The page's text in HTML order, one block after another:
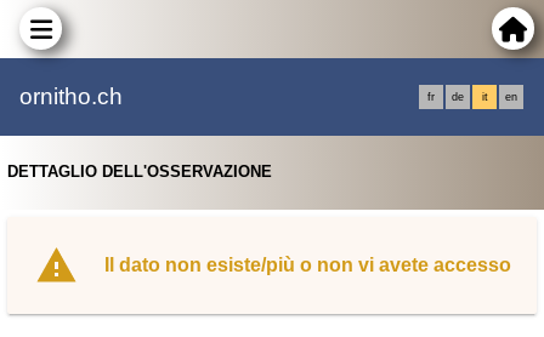
ornitho.ch fr de it en
DETTAGLIO DELL'OSSERVAZIONE
Il dato non esiste/più o non vi avete accesso